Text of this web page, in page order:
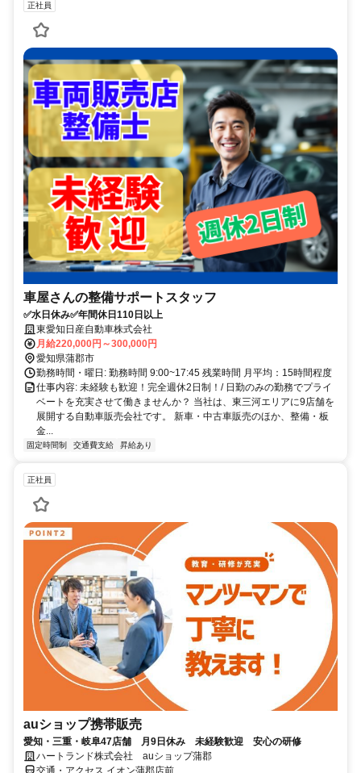
正社員
車屋さんの整備サポートスタッフ
✅水日休み✅年間休日110日以上
東愛知日産自動車株式会社
月給220,000円～300,000円
愛知県蒲郡市
勤務時間・曜日: 勤務時間 9:00~17:45 残業時間 月平均：15時間程度
仕事内容: 未経験も歓迎！完全週休2日制！/ 日勤のみの勤務でプライ
ベートを充実させて働きませんか？ 当社は、東三河エリアに9店舗を
展開する自動車販売会社です。 新車・中古車販売のほか、整備・板
金...
固定時間制 交通費支給 昇給あり
正社員
auショップ携帯販売
愛知・三重・岐阜47店舗 月9日休み 未経験歓迎 安心の研修
ハートランド株式会社 auショップ蒲郡
交通・アクセス イオン蒲郡店前